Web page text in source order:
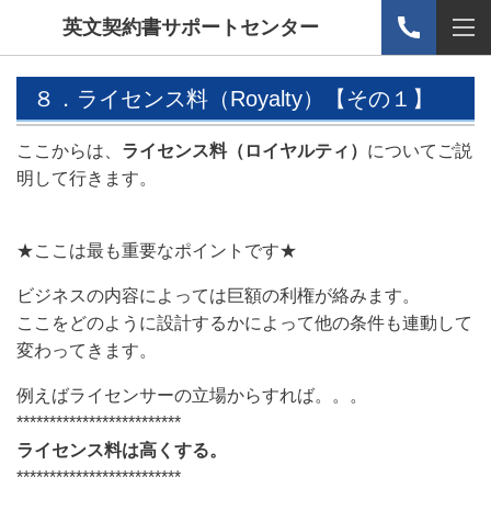
英文契約書サポートセンター
８．ライセンス料（Royalty）【その１】
ここからは、 ライセンス料（ロイヤルティ） についてご説
明して行きます。
★ここは最も重要なポイントです★
ビジネスの内容によっては巨額の利権が絡みます。
ここをどのように設計するかによって他の条件も連動して
変わってきます。
例えばライセンサーの立場からすれば。。。
*************************
ライセンス料は高くする。
*************************